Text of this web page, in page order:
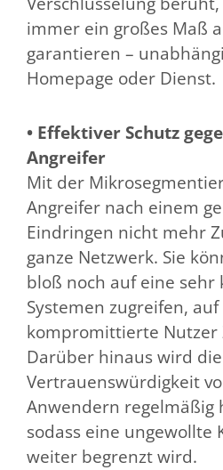
immer ein großes Maß
garantieren –
Homepage oder Dienst.
• Effektiver Schutz
Angreifer
Mit der
Angreifer nach einem
Eindringen nicht mehr
ganze Netzwerk. Sie
bloß noch auf eine sehr
Systemen zugreifen,
kompromittierte Nutzer
Darüber hinaus wird die
Vertrauenswürdigkeit
Anwendern regelmäßig
sodass eine
weiter begrenzt wird.